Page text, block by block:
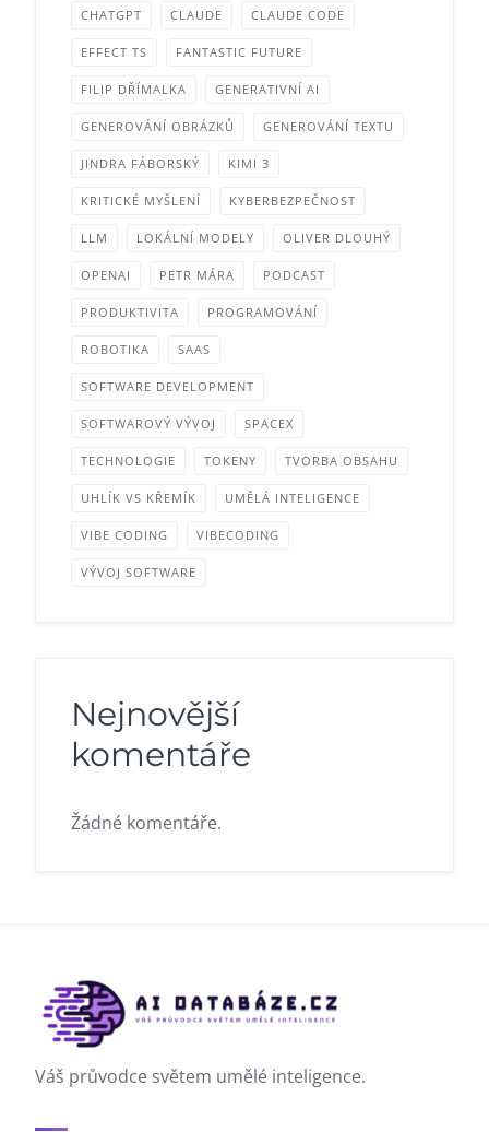
CHATGPT CLAUDE CLAUDE CODE
EFFECT TS FANTASTIC FUTURE
FILIP DŘÍMALKA GENERATIVNÍ AI
GENEROVÁNÍ OBRÁZKŮ GENEROVÁNÍ TEXTU
JINDRA FÁBORSKÝ KIMI 3
KRITICKÉ MYŠLENÍ KYBERBEZPEČNOST
LLM LOKÁLNÍ MODELY OLIVER DLOUHÝ
OPENAI PETR MÁRA PODCAST
PRODUKTIVITA PROGRAMOVÁNÍ
ROBOTIKA SAAS
SOFTWARE DEVELOPMENT
SOFTWAROVÝ VÝVOJ SPACEX
TECHNOLOGIE TOKENY TVORBA OBSAHU
UHLÍK VS KŘEMÍK UMĚLÁ INTELIGENCE
VIBE CODING VIBECODING
VÝVOJ SOFTWARE
Nejnovější
komentáře
Žádné komentáře.
Váš průvodce světem umělé inteligence.